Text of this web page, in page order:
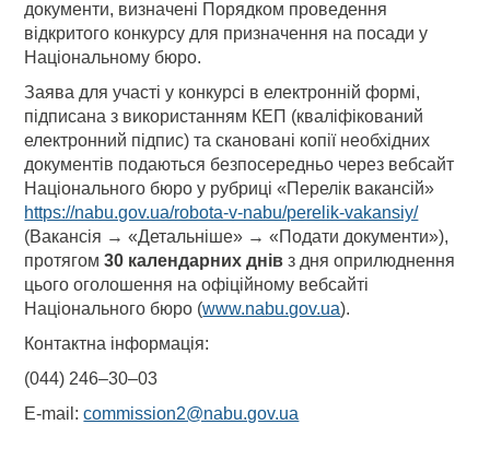
документи, визначені Порядком проведення
відкритого конкурсу для призначення на посади у
Національному бюро.
Заява для участі у конкурсі в електронній формі,
підписана з використанням КЕП (кваліфікований
електронний підпис) та скановані копії необхідних
документів подаються безпосередньо через вебсайт
Національного бюро у рубриці «Перелік вакансій»
https://nabu.gov.ua/robota-v-nabu/perelik-vakansiy/
(Вакансія → «Детальніше» → «Подати документи»),
протягом 30 календарних днів з дня оприлюднення
цього оголошення на офіційному вебсайті
Національного бюро (www.nabu.gov.ua).
Контактна інформація:
(044) 246–30–03
E-mail:commission2@nabu.gov.ua